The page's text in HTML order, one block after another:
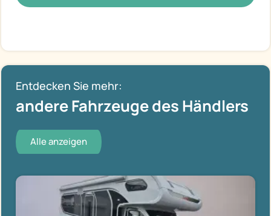
Entdecken Sie mehr:
andere Fahrzeuge des Händlers
Alle anzeigen